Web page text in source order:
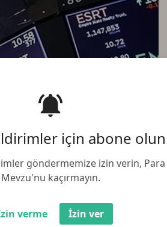
için abone olun
göndermemize izin verin, Para
Mevzu'nu kaçırmayın.
verme İzin ver